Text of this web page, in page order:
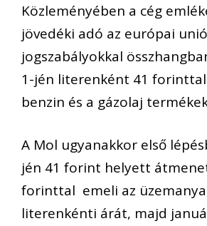
Közleményében a cég
jövedéki adó az európai
jogszabályokkal
1-jén literenként 41
benzin és a gázolaj
A Mol ugyanakkor első
jén 41 forint helyett
forinttal emeli az
literenkénti árát, majd